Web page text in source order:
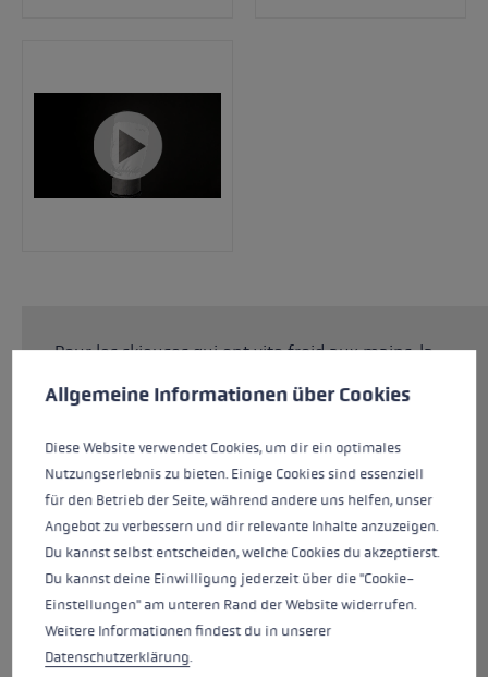
Pour les skieuses qui ont vite froid aux mains, la
idéal ! Grâce aux channels séparés pour chaque
main à travers le gant tout en gardant les
mains bien au chaud. La combinaison de cuir
de chevreau 100 % premium et de softshell sur
l'extérieur assure un ajustement confortable.
La paume en cuir de mouton extra-souple est
à la fois douce et antidérapante. La membrane
GORE-TEX® rend le gant imperméable, tandis
que la doublure en Soft Plush et Silk Bemberg
offre un toucher intérieur douillet. Grâce au
Préférences en matière de cookies
This website uses cookies to give you the best possible experience.
Allgemeine Informationen über Cookies
Diese Website verwendet Cookies, um dir ein optimales
Nutzungserlebnis zu bieten. Einige Cookies sind essenziell
für den Betrieb der Seite, während andere uns helfen, unser
Angebot zu verbessern und dir relevante Inhalte anzuzeigen.
Du kannst selbst entscheiden, welche Cookies du akzeptierst.
Du kannst deine Einwilligung jederzeit über die "Cookie-
Einstellungen" am unteren Rand der Website widerrufen.
Weitere Informationen findest du in unserer
Datenschutzerklärung.